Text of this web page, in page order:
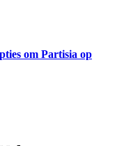
om Partisia op